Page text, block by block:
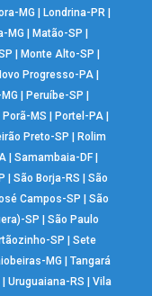
MG Londrina-PR
MG Matão-SP
Monte Alto-SP
Progresso-PA
Peruíbe-SP
Porã-MS Portel-PA|
Preto-SP
Rolim
|Samambaia-DF
São Borja-RS
São
Campos-SP
São
SP
São Paulo
SP
Sete
MG |Tangará
Uruguaiana-RS Vila